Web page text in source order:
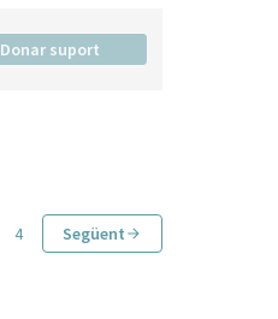
Donar suport
4 Següent